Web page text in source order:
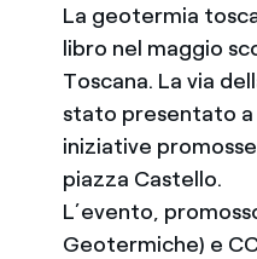
La geotermia
libro nel maggio
Toscana. La via
stato presentato a
iniziative
piazza Castello.
L’evento,
Geotermiche) e